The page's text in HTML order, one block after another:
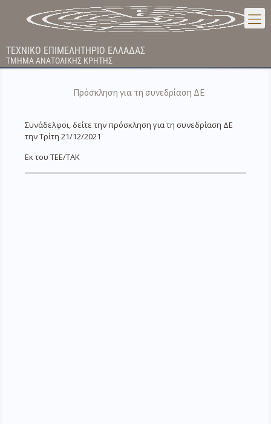
ΤΕΧΝΙΚΟ ΕΠΙΜΕΛΗΤΗΡΙΟ ΕΛΛΑΔΑΣ
ΤΜΗΜΑ ΑΝΑΤΟΛΙΚΗΣ ΚΡΗΤΗΣ
Πρόσκληση για τη συνεδρίαση ΔΕ
Συνάδελφοι, δείτε την πρόσκληση για τη συνεδρίαση ΔΕ
την Τρίτη 21/12/2021
Εκ του ΤΕΕ/ΤΑΚ